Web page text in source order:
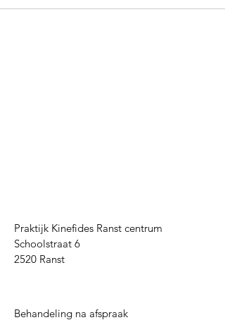
Praktijk Kinefides Ranst centrum
Schoolstraat 6
2520 Ranst
Behandeling na afspraak